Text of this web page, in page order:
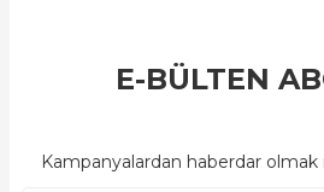
E-BÜLTEN
Kampanyalardan haberdar